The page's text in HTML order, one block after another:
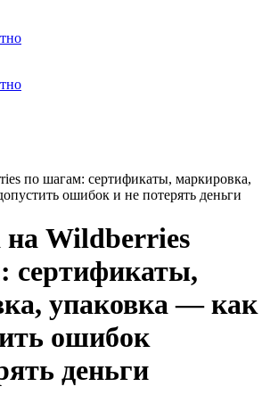
по шагам: сертификаты, маркировка,
ошибок и не потерять деньги
на Wildberries
сертификаты,
упаковка — как
ошибок
деньги